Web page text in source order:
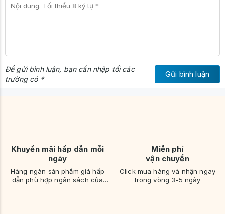
Để gửi bình luận, bạn cần nhập tối các
trường có *
Gửi bình luận
Khuyến mãi hấp dẫn mỗi
ngày
Hàng ngàn sản phẩm giá hấp
dẫn phù hợp ngân sách của
Miễn phí
vận chuyển
Click mua hàng và nhận ngay
trong vòng 3-5 ngày